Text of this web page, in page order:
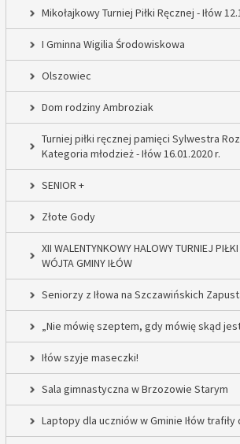
Mikołajkowy Turniej Piłki Ręcznej - Iłów
I Gminna Wigilia Środowiskowa
Olszowiec
Dom rodziny Ambroziak
Turniej piłki ręcznej pamięci Sylwestra
Kategoria młodzież - Iłów 16.01.2020 r.
SENIOR +
Złote Gody
XII WALENTYNKOWY HALOWY TURNIEJ
WÓJTA GMINY IŁÓW
Seniorzy z Iłowa na Szczawińskich
„Nie mówię szeptem, gdy mówię skąd
Iłów szyje maseczki!
Sala gimnastyczna w Brzozowie Starym
Laptopy dla uczniów w Gminie Iłów trafiły